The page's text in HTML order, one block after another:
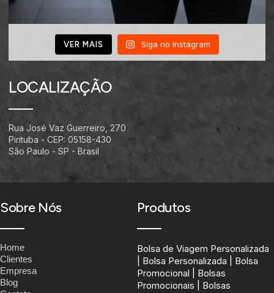
VER MAIS Siga no Instagram
LOCALIZAÇÃO
Rua José Vaz Guerreiro, 270
Pirituba - CEP: 05158-430
São Paulo - SP - Brasil
Sobre Nós
Home
Clientes
Empresa
Blog
Produtos
Bolsa de Viagem Personalizada
| Bolsa Personalizada | Bolsa
Promocional | Bolsas
Promocionais | Bolsas